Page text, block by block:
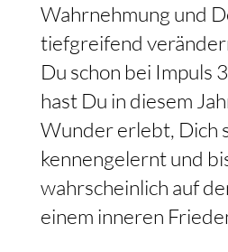
Wahrnehmung und
tiefgreifend
Du schon bei Impuls
hast Du in diesem
Wunder erlebt, Dich
kennengelernt und
wahrscheinlich auf
einem inneren